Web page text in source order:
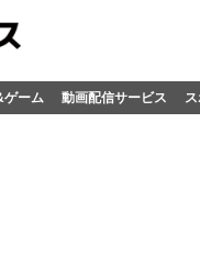
ゲーム 動画配信サービス